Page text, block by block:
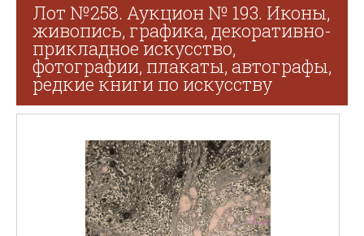
Лот №258. Аукцион № 193. Иконы,
живопись, графика, декоративно-
прикладное искусство,
фотографии, плакаты, автографы,
редкие книги по искусству